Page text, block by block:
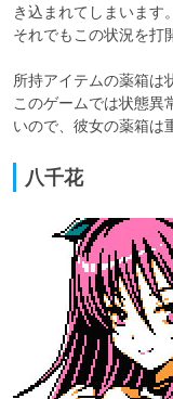
き込まれてしまいます。
それでもこの状況を打
所持アイテムの薬箱は
このゲームでは状態異
いので、彼女の薬箱は
八千花